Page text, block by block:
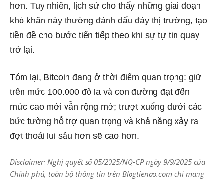
hơn. Tuy nhiên, lịch sử cho thấy những giai đoạn
khó khăn này thường đánh dấu đáy thị trường, tạo
tiền đề cho bước tiến tiếp theo khi sự tự tin quay
trở lại.
Tóm lại, Bitcoin đang ở thời điểm quan trọng: giữ
trên mức 100.000 đô la và con đường đạt đến
mức cao mới vẫn rộng mở; trượt xuống dưới các
bức tường hỗ trợ quan trọng và khả năng xảy ra
đợt thoái lui sâu hơn sẽ cao hơn.
Disclaimer: Nghị quyết số 05/2025/NQ-CP ngày 9/9/2025 của
Chính phủ, toàn bộ thông tin trên Blogtienao.com chỉ mang